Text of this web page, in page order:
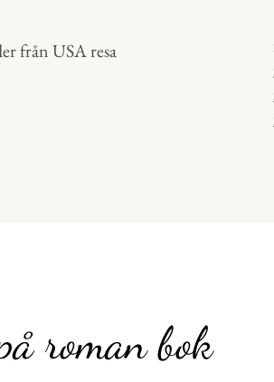
från USA resa
roman bok